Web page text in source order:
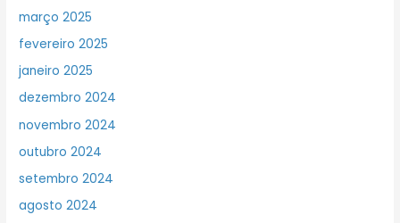
março 2025
fevereiro 2025
janeiro 2025
dezembro 2024
novembro 2024
outubro 2024
setembro 2024
agosto 2024